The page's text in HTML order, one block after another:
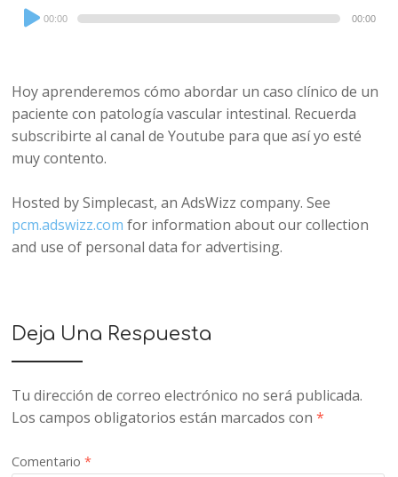
Audio
Player
00:00 00:00
Hoy aprenderemos cómo abordar un caso clínico de un
paciente con patología vascular intestinal. Recuerda
subscribirte al canal de Youtube para que así yo esté
muy contento.
Hosted by Simplecast, an AdsWizz company. See
pcm.adswizz.com for information about our collection
and use of personal data for advertising.
Deja Una Respuesta
Tu dirección de correo electrónico no será publicada.
Los campos obligatorios están marcados con*
Comentario*